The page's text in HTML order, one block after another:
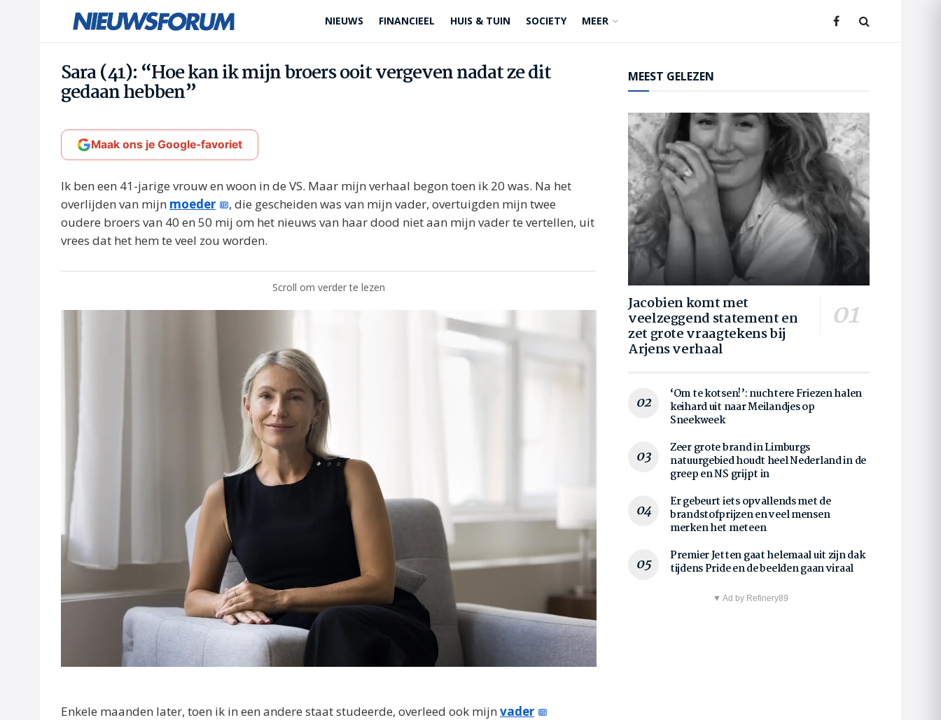
NIEUWS FINANCIEEL HUIS & TUIN SOCIETY MEER
Sara (41): “Hoe kan ik mijn broers ooit vergeven nadat ze dit
gedaan hebben”
Maak ons je Google-favoriet
Ik ben een 41-jarige vrouw en woon in de VS. Maar mijn verhaal begon toen ik 20 was. Na het
overlijden van mijn moeder
, die gescheiden was van mijn vader, overtuigden mijn twee
oudere broers van 40 en 50 mij om het nieuws van haar dood niet aan mijn vader te vertellen, uit
vrees dat het hem te veel zou worden.
Scroll om verder te lezen
Enkele maanden later, toen ik in een andere staat studeerde, overleed ook mijn vader
MEEST GELEZEN
Jacobien komt met
veelzeggend statement en
zet grote vraagtekens bij
Arjens verhaal
‘Om te kotsen!’: nuchtere Friezen halen
keihard uit naar Meilandjes op
Sneekweek
Zeer grote brand in Limburgs
natuurgebied houdt heel Nederland in de
greep en NS grijpt in
Er gebeurt iets opvallends met de
brandstofprijzen en veel mensen
merken het meteen
Premier Jetten gaat helemaal uit zijn dak
tijdens Pride en de beelden gaan viraal
▼ Ad by Refinery89